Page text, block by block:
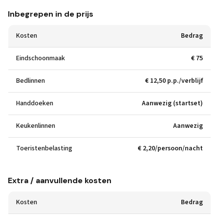
Inbegrepen in de prijs
Kosten Bedrag
Eindschoonmaak € 75
Bedlinnen € 12,50 p.p./verblijf
Handdoeken Aanwezig (startset)
Keukenlinnen Aanwezig
Toeristenbelasting € 2,20/persoon/nacht
Extra / aanvullende kosten
Kosten Bedrag